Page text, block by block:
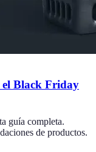
el Black Friday
guía completa.
de productos.